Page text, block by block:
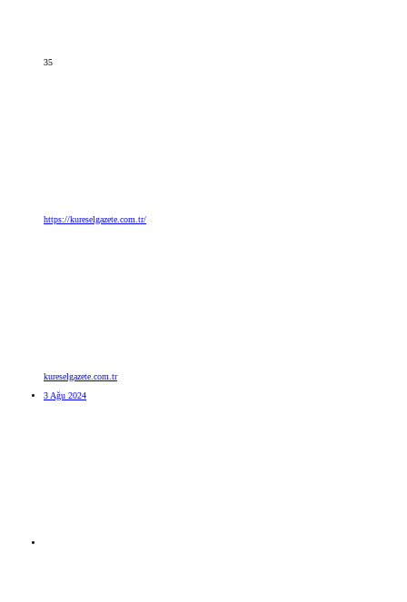
35
https://kureselgazete.com.tr/
kureselgazete.com.tr
3 Ağu 2024